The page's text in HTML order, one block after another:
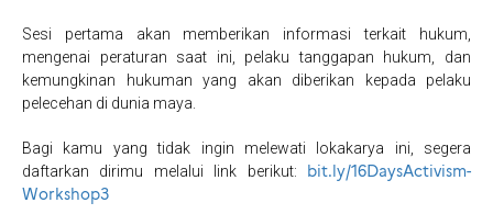
Sesi pertama akan memberikan informasi terkait hukum,
mengenai peraturan saat ini, pelaku tanggapan hukum, dan
kemungkinan hukuman yang akan diberikan kepada pelaku
pelecehan di dunia maya.
Bagi kamu yang tidak ingin melewati lokakarya ini, segera
daftarkan dirimu melalui link berikut: bit.ly/16DaysActivism-
Workshop3